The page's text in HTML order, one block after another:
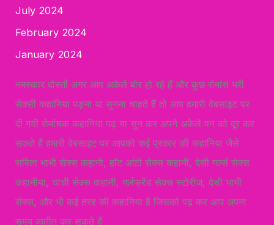
July 2024
February 2024
January 2024
नमस्कार दोस्तों अगर आप अकेले बोर हो रहे हैं और कुछ रोमांस भरी
सेक्सी कहानिया पड़ना या सुनना चाहते हैं तो आप हमारी वेबसाइट पर
दी गयी रोमांचक कहानिया पढ़ या सुन कर अपने अकेले पन को दूर कर
सकते हैं हमारी वेबसाइट पर आपको कई प्रकार की कहानिया जैसे
सविता भाभी सेक्स कहानी, हॉट आंटी सेक्स कहानी, देसी गर्ल्स सेक्स
कहानीया, चाची सेक्स कहानी, गर्लफ्रेंड सेक्स स्टोरीज, देसी भाभी
सेक्स, और भी कई तरह की कहानिया है जिसको पढ़ कर आप अपना
समय व्यतीत कर सकते हैं